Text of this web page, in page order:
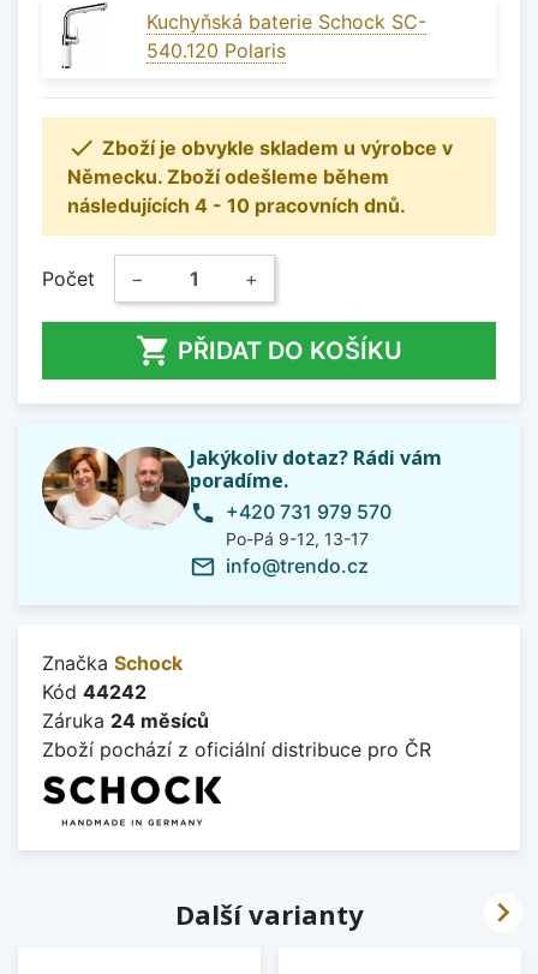
Kuchyňská baterie Schock SC-
540.120 Polaris
 Zboží je obvykle skladem u výrobce v
Německu. Zboží odešleme během
následujících 4 - 10 pracovních dnů.
Počet − +
 PŘIDAT DO KOŠÍKU
Jakýkoliv dotaz? Rádi vám
poradíme.
phone +420 731 979 570
Po-Pá 9-12, 13-17
mail_outline info@trendo.cz
Značka Schock
Kód 44242
Záruka 24 měsíců
Zboží pochází z oficiální distribuce pro ČR
Další varianty 